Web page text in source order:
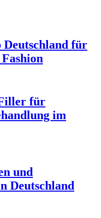
Deutschland für
für
im
und
Deutschland